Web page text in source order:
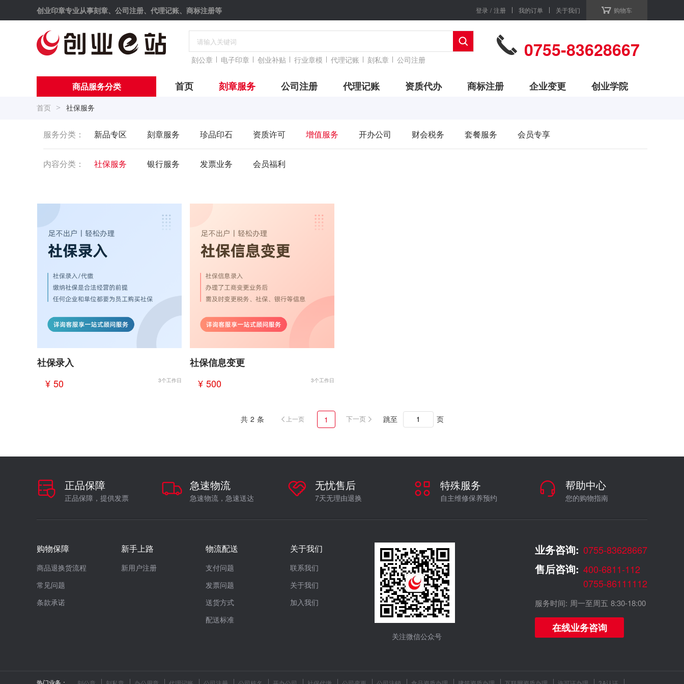
商品服务分类
创业印章专业从事刻章、公司注册、代理记账、商标注册等 购物车
登录 /注册 我的订单 关于我们
刻公章 电子印章 创业补贴 行业章模 代理记账 刻私章 公司注册 0755-83628667
首页 刻章服务 公司注册 代理记账 资质代办 商标注册 企业变更 创业学院
首页 > 社保服务
服务分类： 新品专区 刻章服务 珍品印石 资质许可 增值服务 开办公司 财会税务 套餐服务 会员专享
内容分类： 社保服务 银行服务 发票业务 会员福利
社保录入
¥ 50
3个工作日
社保信息变更
¥ 500
3个工作日
共 2 条 上一页 1 下一页 跳至 页
正品保障
正品保障，提供发票
急速物流
急速物流，急速送达
无忧售后
7天无理由退换
特殊服务
自主维修保养预约
帮助中心
您的购物指南
购物保障
商品退换货流程
常见问题
条款承诺
新手上路
新用户注册
物流配送
支付问题
发票问题
送货方式
配送标准
关于我们
联系我们
关于我们
加入我们
关注微信公众号
业务咨询: 0755-83628667
售后咨询: 400-6811-112
0755-86111112
服务时间: 周一至周五 8:30-18:00
在线业务咨询
热门业务：